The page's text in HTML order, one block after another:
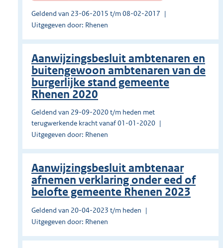
Geldend van 23-06-2015 t/m 08-02-2017
Uitgegeven door: Rhenen
Aanwijzingsbesluit ambtenaren en
buitengewoon ambtenaren van de
burgerlijke stand gemeente
Rhenen 2020
Geldend van 29-09-2020 t/m heden met
terugwerkende kracht vanaf 01-01-2020
Uitgegeven door: Rhenen
Aanwijzingsbesluit ambtenaar
afnemen verklaring onder eed of
belofte gemeente Rhenen 2023
Geldend van 20-04-2023 t/m heden
Uitgegeven door: Rhenen